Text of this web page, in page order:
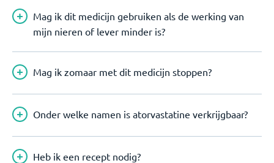
Mag ik dit medicijn gebruiken als de werking van
mijn nieren of lever minder is?
Mag ik zomaar met dit medicijn stoppen?
Onder welke namen is atorvastatine verkrijgbaar?
Heb ik een recept nodig?